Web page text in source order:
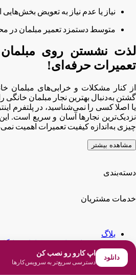
نیاز یا عدم نیاز به تعویض بخش‌هایی
متوسط دستمزد تعمیر مبلمان در
لذت نشستن روی
تعمیرات حرفه‌ای!
از کنار مشکلات و خرابی‌های مبلمان
گشتن به‌دنبال بهترین نجار مبلمان خانگی
یا اصلا کسی را نمی‌شناسید، در پلتفرم
نزدیک‌ترین نجارها آسان و سریع است.
چیزی به‌اندازه کیفیت تعمیرات اهمیت
مشاهده بیشتر
دسته‌بندی
خدمات مشتریان
بلاگ
ثبت‌نام و جذب متخصصین
سوالات متداول
درباره ما
دانلود
اپ کارو رو نصب کن
دسترسی سریع‌تر به سرویس‌کارها